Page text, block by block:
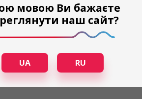
помещении. По этой причине,
оба параметра. Это
по их специализации. Так:
температуру;
мовою Ви бажаєте
наш сайт?
UA RU